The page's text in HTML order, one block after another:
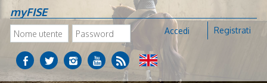
myFISE
Accedi Registrati